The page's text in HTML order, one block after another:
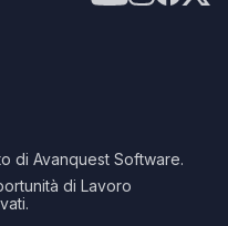
di Avanquest Software.
di Lavoro